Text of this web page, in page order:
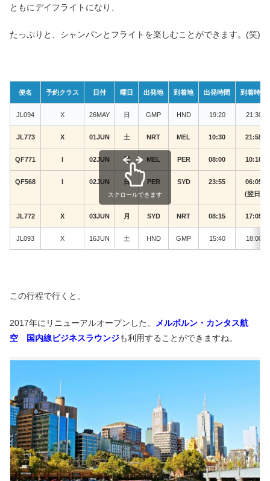
ともにデイフライトになり、
たっぷりと、シャンパンとフライトを楽しむことができます。(笑)
便名 予約クラス 日付 曜日 出発地 到着地 出発時間 到着時間
JL094 X 26MAY 日 GMP HND 19:20 21:30
JL773 X 01JUN 土 NRT MEL 10:30 21:55
QF771 I 02JUN 日 MEL PER 08:00 10:10
QF568 I 02JUN 日 PER SYD 23:55
06:05
(翌日)
JL772 X 03JUN 月 SYD NRT 08:15 17:05
JL093 X 16JUN 土 HND GMP 15:40 18:00
スクロールできます
この行程で行くと、
2017年にリニューアルオープンした、
メルボルン・カンタス航
空 国内線ビジネスラウンジも利用することができますね。